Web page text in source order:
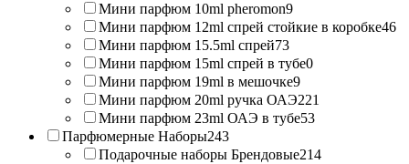
Мини парфюм 10ml pheromon9
Мини парфюм 12ml спрей стойкие в коробке46
Мини парфюм 15.5ml спрей73
Мини парфюм 15ml спрей в тубе0
Мини парфюм 19ml в мешочке9
Мини парфюм 20ml ручка ОАЭ221
Мини парфюм 23ml ОАЭ в тубе53
Парфюмерные Наборы243
Подарочные наборы Брендовые214